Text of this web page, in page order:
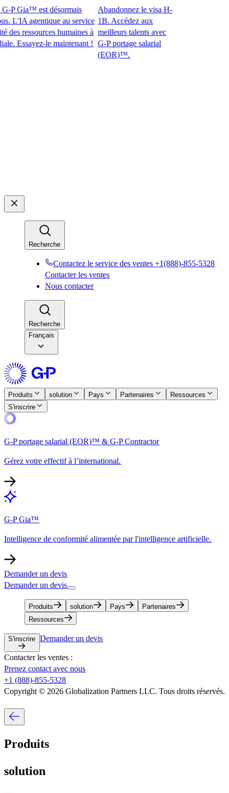
est désormais
agentique au service
ressources humaines à
le maintenant !​​
Abandonnez le visa H-
1B. Accédez aux
meilleurs talents avec
G-P portage salarial
(EOR)™.​​
Recherche​​
Contactez le service des ventes +1(888)-855-5328​​
Contacter les ventes​​
Nous contacter​​
Recherche​​
Français
Produits​​ solution​​ Pays​​ Partenaires​​
Ressources​​
S'inscrire​​
G-P portage salarial (EOR)™ & G-P Contractor​​
Gérez votre effectif à l’international.​​
G-P Gia™​​
Intelligence de conformité alimentée par l'intelligence artificielle.​​
Demander un devis​​
Demander un devis​​
Produits​​ solution​​ Pays​​
Partenaires​​
Ressources​​
S'inscrire​​ Demander un devis​​
Contacter les ventes :​​
Prenez contact avec nous​​
+1 (888)-855-5328​​
Copyright © 2026 Globalization Partners LLC. Tous droits réservés.​​
Produits​​
solution​​